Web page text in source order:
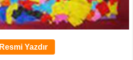
Resmi Yazdır